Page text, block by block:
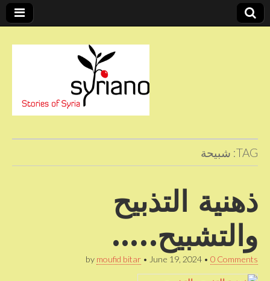
TAG: شبيحة
ذهنية التذبيح
والتشبيح…..
by moufid bitar • June 19, 2024 • 0 Comments